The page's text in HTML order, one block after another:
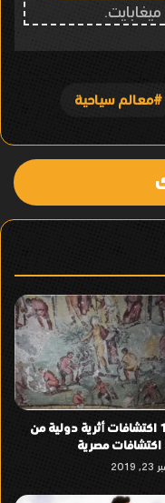
معالم سياحية
أبرز 10 اكتشافات أثرية دولية من
اكتشافات مصرية